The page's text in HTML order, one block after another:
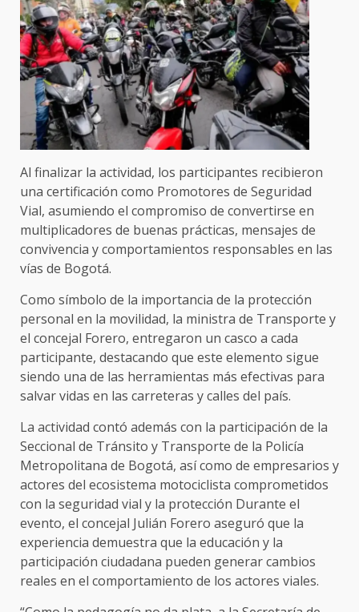
Al finalizar la actividad, los participantes recibieron
una certificación como Promotores de Seguridad
Vial, asumiendo el compromiso de convertirse en
multiplicadores de buenas prácticas, mensajes de
convivencia y comportamientos responsables en las
vías de Bogotá.
Como símbolo de la importancia de la protección
personal en la movilidad, la ministra de Transporte y
el concejal Forero, entregaron un casco a cada
participante, destacando que este elemento sigue
siendo una de las herramientas más efectivas para
salvar vidas en las carreteras y calles del país.
La actividad contó además con la participación de la
Seccional de Tránsito y Transporte de la Policía
Metropolitana de Bogotá, así como de empresarios y
actores del ecosistema motociclista comprometidos
con la seguridad vial y la protección Durante el
evento, el concejal Julián Forero aseguró que la
experiencia demuestra que la educación y la
participación ciudadana pueden generar cambios
reales en el comportamiento de los actores viales.